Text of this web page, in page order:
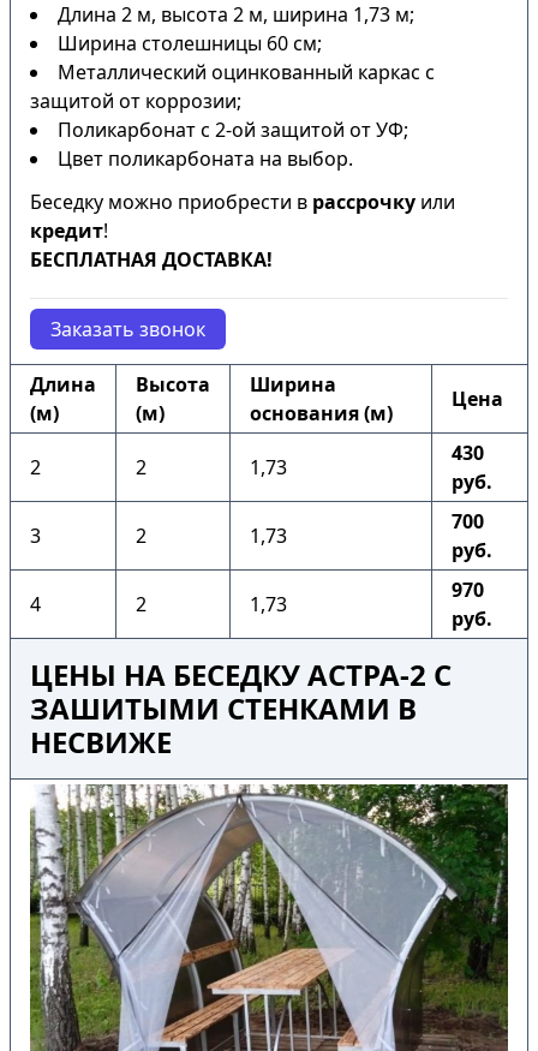
Длина 2 м, высота 2 м, ширина 1,73 м;
Ширина столешницы 60 см;
Металлический оцинкованный каркас с
защитой от коррозии;
Поликарбонат с 2-ой защитой от УФ;
Цвет поликарбоната на выбор.
Беседку можно приобрести в рассрочку или
кредит!
БЕСПЛАТНАЯ ДОСТАВКА!
Заказать звонок
Длина
(м)
Высота
(м)
Ширина
основания (м)
Цена
2 2 1,73
430
руб.
3 2 1,73
700
руб.
4 2 1,73
970
руб.
ЦЕНЫ НА БЕСЕДКУ АСТРА-2 С
ЗАШИТЫМИ СТЕНКАМИ В
НЕСВИЖЕ